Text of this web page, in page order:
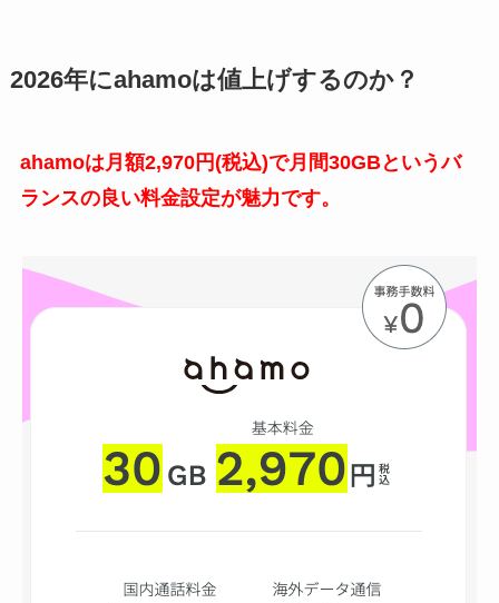
2026年にahamoは値上げするのか？
ahamoは月額2,970円(税込)で月間30GBというバ
ランスの良い料金設定が魅力です。